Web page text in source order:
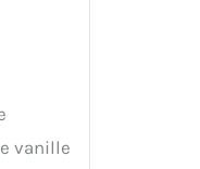
vanille